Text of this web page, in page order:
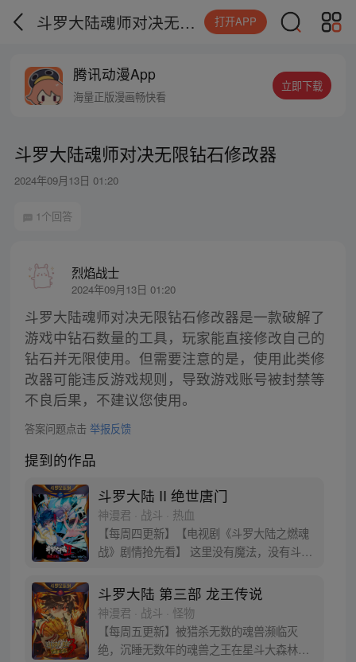
斗罗大陆魂师对决无限钻石修改器 打开APP
腾讯动漫App
海量正版漫画畅快看
立即下载
斗罗大陆魂师对决无限钻石修改器
2024年09月13日 01:20
1个回答
烈焰战士
2024年09月13日 01:20
斗罗大陆魂师对决无限钻石修改器是一款破解了
游戏中钻石数量的工具，玩家能直接修改自己的
钻石并无限使用。但需要注意的是，使用此类修
改器可能违反游戏规则，导致游戏账号被封禁等
不良后果，不建议您使用。
答案问题点击 举报反馈
提到的作品
斗罗大陆 II 绝世唐门
神漫君 · 战斗 · 热血
【每周四更新】【电视剧《斗罗大陆之燃魂
战》剧情抢先看】 这里没有魔法，没有斗
后的斗罗大陆上，唐门式微，一代天骄霍雨
浩横空出世，一切的神奇都将一一展现。 唐
门暗器能否重振雄风，唐门能否重现辉煌，
一切尽绝世唐门！
斗罗大陆 第三部 龙王传说
神漫君 · 战斗 · 怪物
【每周五更新】被猎杀无数的魂兽濒临灭
绝，沉睡无数年的魂兽之王在星斗大森林最